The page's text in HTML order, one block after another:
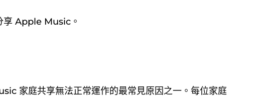
享 Apple Music。
家庭共享無法正常運作的最常見原因之一。每位家庭